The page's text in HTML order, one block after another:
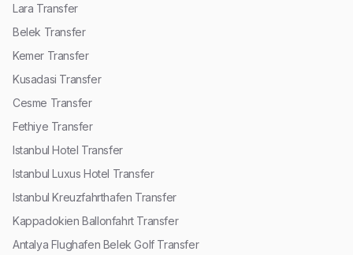
Lara Transfer
Belek Transfer
Kemer Transfer
Kusadasi Transfer
Cesme Transfer
Fethiye Transfer
Istanbul Hotel Transfer
Istanbul Luxus Hotel Transfer
Istanbul Kreuzfahrthafen Transfer
Kappadokien Ballonfahrt Transfer
Antalya Flughafen Belek Golf Transfer